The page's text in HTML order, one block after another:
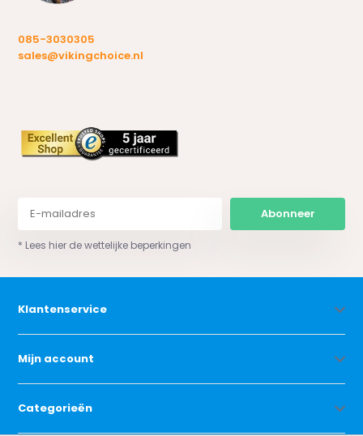
085-3030305
sales@vikingchoice.nl
Abonneer
* Lees hier de wettelijke beperkingen
Klantenservice
Mijn account
Categorieën